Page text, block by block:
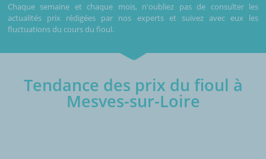
Chaque semaine et chaque mois, n'oubliez pas de consulter les
actualités prix rédigées par nos experts et suivez avec eux les
fluctuations du cours du fioul.
Tendance des prix du fioul à
Mesves-sur-Loire